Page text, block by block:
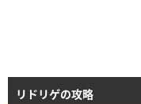
リドリゲの攻略